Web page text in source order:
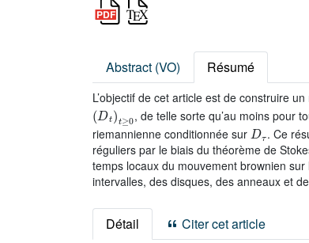
Abstract (VO) Résumé
L’objectif de cet article est de construire
(Dt)t≥0, de telle sorte qu’au moins pour
riemannienne conditionnée sur Dτ. Ce
réguliers par le biais du théorème de
temps locaux du mouvement brownien
intervalles, des disques, des anneaux et
Détail Citer cet article